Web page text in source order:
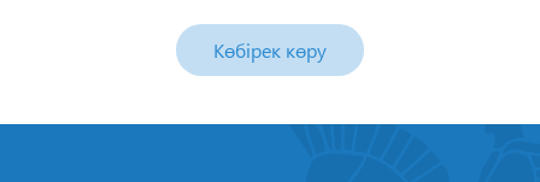
Көбірек көру